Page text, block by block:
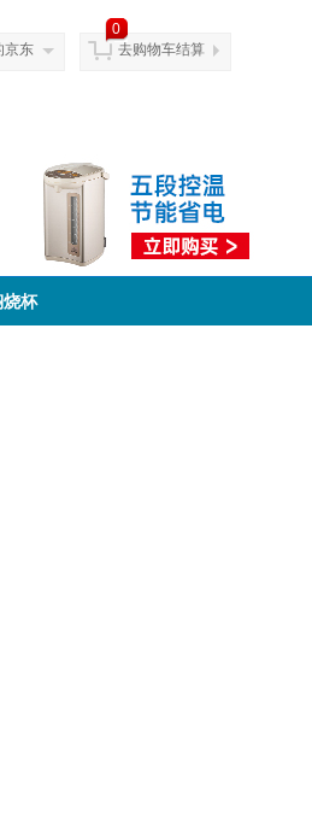
京东
0
去购物车结算
烧杯